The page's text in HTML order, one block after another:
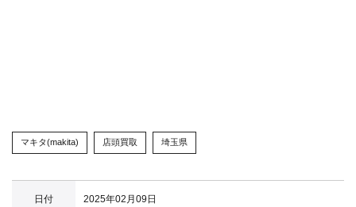
マキタ(makita) 店頭買取 埼玉県
日付 2025年02月09日